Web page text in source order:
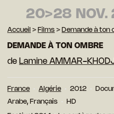
20>28 NOV.
Accueil > Films > Demande à ton
DEMANDE À TON OMBRE
de Lamine AMMAR-
France Algérie 2012
Arabe, Français
HD